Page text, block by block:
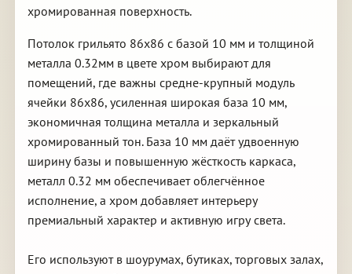
хромированная поверхность.
Потолок грильято 86х86 с базой 10 мм и толщиной
металла 0.32мм в цвете хром выбирают для
помещений, где важны средне-крупный модуль
ячейки 86х86, усиленная широкая база 10 мм,
экономичная толщина металла и зеркальный
хромированный тон. База 10 мм даёт удвоенную
ширину базы и повышенную жёсткость каркаса,
металл 0.32 мм обеспечивает облегчённое
исполнение, а хром добавляет интерьеру
премиальный характер и активную игру света.
Его используют в шоурумах, бутиках, торговых залах,